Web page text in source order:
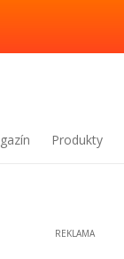
Produkty
REKLAMA